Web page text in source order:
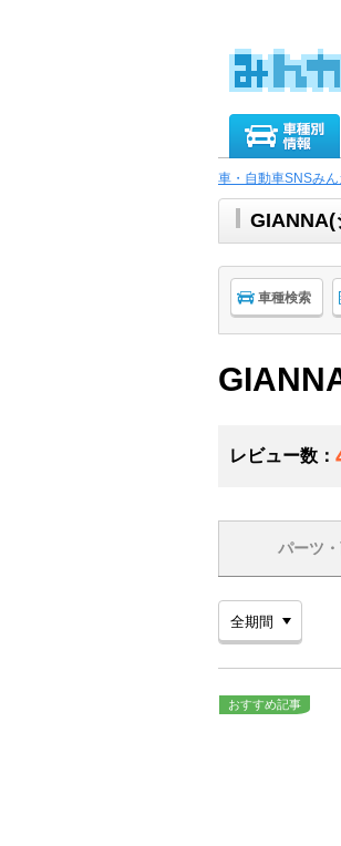
車・自動車SNSみん
GIANNA(
車種検索
レビュー数：
パーツ
おすすめ記事